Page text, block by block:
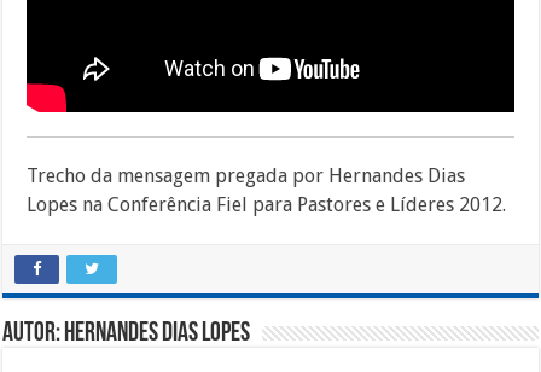
Trecho da mensagem pregada por Hernandes Dias
Lopes na Conferência Fiel para Pastores e Líderes 2012.
Autor: Hernandes Dias Lopes